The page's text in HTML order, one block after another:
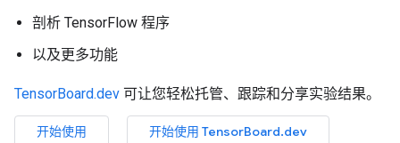
剖析 TensorFlow 程序
以及更多功能
TensorBoard.dev 可让您轻松托管、跟踪和分享实验结果。
开始使用 开始使用 TensorBoard.dev